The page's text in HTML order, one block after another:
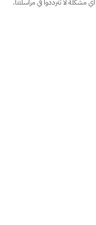
لا تترددوا في مراسلتنا.